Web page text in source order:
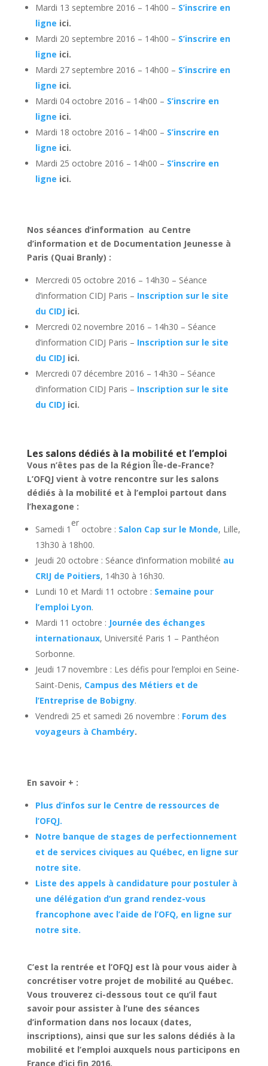
Mardi 13 septembre 2016 – 14h00 – S’inscrire en
ligne ici.
Mardi 20 septembre 2016 – 14h00 – S’inscrire en
ligne ici.
Mardi 27 septembre 2016 – 14h00 – S’inscrire en
ligne ici.
Mardi 04 octobre 2016 – 14h00 – S’inscrire en
ligne ici.
Mardi 18 octobre 2016 – 14h00 – S’inscrire en
ligne ici.
Mardi 25 octobre 2016 – 14h00 – S’inscrire en
ligne ici.
Nos séances d’information au Centre
d’information et de Documentation Jeunesse à
Paris (Quai Branly) :
Mercredi 05 octobre 2016 – 14h30 – Séance
d’information CIDJ Paris – Inscription sur le site
du CIDJici.
Mercredi 02 novembre 2016 – 14h30 – Séance
d’information CIDJ Paris – Inscription sur le site
du CIDJici.
Mercredi 07 décembre 2016 – 14h30 – Séance
d’information CIDJ Paris – Inscription sur le site
du CIDJici.
Les salons dédiés à la mobilité et l’emploi
Vous n’êtes pas de la Région Île-de-France?
L’OFQJ vient à votre rencontre sur les salons
dédiés à la mobilité et à l’emploi partout dans
l’hexagone :
Samedi 1
er
octobre : Salon Cap sur le Monde, Lille,
13h30 à 18h00.
Jeudi 20 octobre : Séance d’information mobilité au
CRIJ de Poitiers, 14h30 à 16h30.
Lundi 10 et Mardi 11 octobre : Semaine pour
l’emploi Lyon.
Mardi 11 octobre : Journée des échanges
internationaux, Université Paris 1 – Panthéon
Sorbonne.
Jeudi 17 novembre : Les défis pour l’emploi en Seine-
Saint-Denis, Campus des Métiers et de
l’Entreprise de Bobigny.
Vendredi 25 et samedi 26 novembre : Forum des
voyageurs à Chambéry.
En savoir + :
Plus d’infos sur le Centre de ressources de
l’OFQJ.
Notre banque de stages de perfectionnement
et de services civiques au Québec, en ligne sur
notre site.
Liste des appels à candidature pour postuler à
une délégation d’un grand rendez-vous
francophone avec l’aide de l’OFQ, en ligne sur
notre site.
C’est la rentrée et l’OFQJ est là pour vous aider à
concrétiser votre projet de mobilité au Québec.
Vous trouverez ci-dessous tout ce qu’il faut
savoir pour assister à l’une des séances
d’information dans nos locaux (dates,
inscriptions), ainsi que sur les salons dédiés à la
mobilité et l’emploi auxquels nous participons en
France d’ici fin 2016.